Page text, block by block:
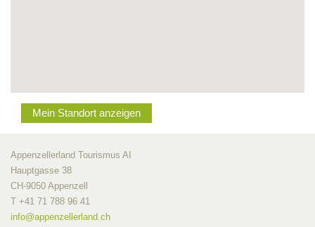
Mein Standort anzeigen
Appenzellerland Tourismus AI
Hauptgasse 38
CH-9050 Appenzell
T +41 71 788 96 41
info@appenzellerland.ch